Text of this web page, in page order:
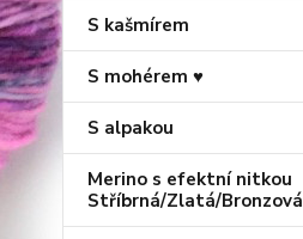
S kašmírem
S mohérem ♥
S alpakou
Merino s efektní nitkou
Stříbrná/Zlatá/Bronzová